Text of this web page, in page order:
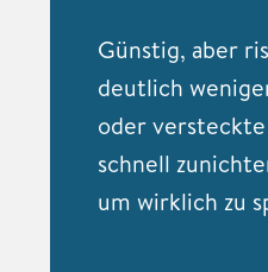
Günstig, aber
deutlich
oder
schnell
um wirklich zu